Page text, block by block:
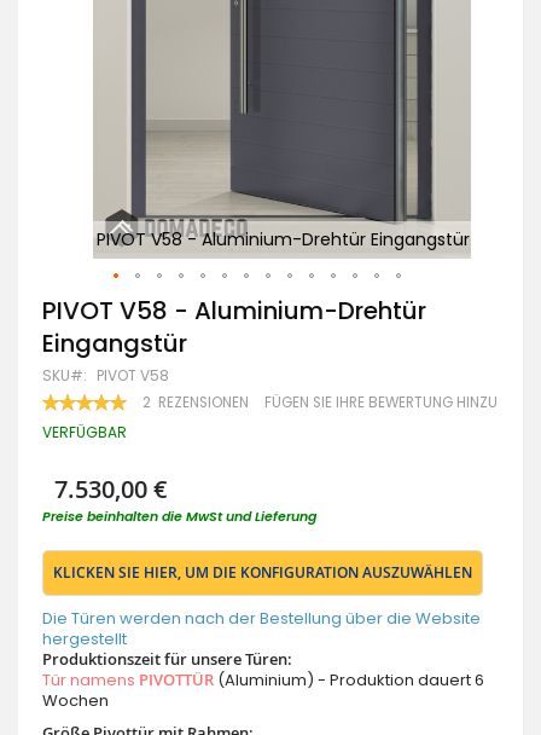
PIVOT V58 - Aluminium-Drehtür Eingangstür
Zum
Anfang
der
Bildgalerie
springen
PIVOT V58 - Aluminium-Drehtür
Eingangstür
SKU PIVOT V58
BEWERTUNG:
100
2 REZENSIONEN FÜGEN SIE IHRE BEWERTUNG HINZU
VERFÜGBAR
7.530,00 €
Preise beinhalten die MwSt und Lieferung
KLICKEN SIE HIER, UM DIE KONFIGURATION AUSZUWÄHLEN
Die Türen werden nach der Bestellung über die Website
hergestellt
Produktionszeit für unsere Türen:
Tür namens PIVOTTÜR (Aluminium) - Produktion dauert 6
Wochen